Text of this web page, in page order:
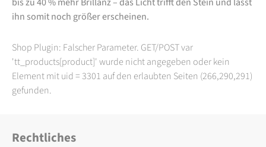
ihn somit noch größer erscheinen.
Shop Plugin: Falscher Parameter. GET/POST var
'tt_products[product]' wurde nicht angegeben oder kein
Element mit uid = 3301 auf den erlaubten Seiten (266,290,291)
gefunden.
Rechtliches